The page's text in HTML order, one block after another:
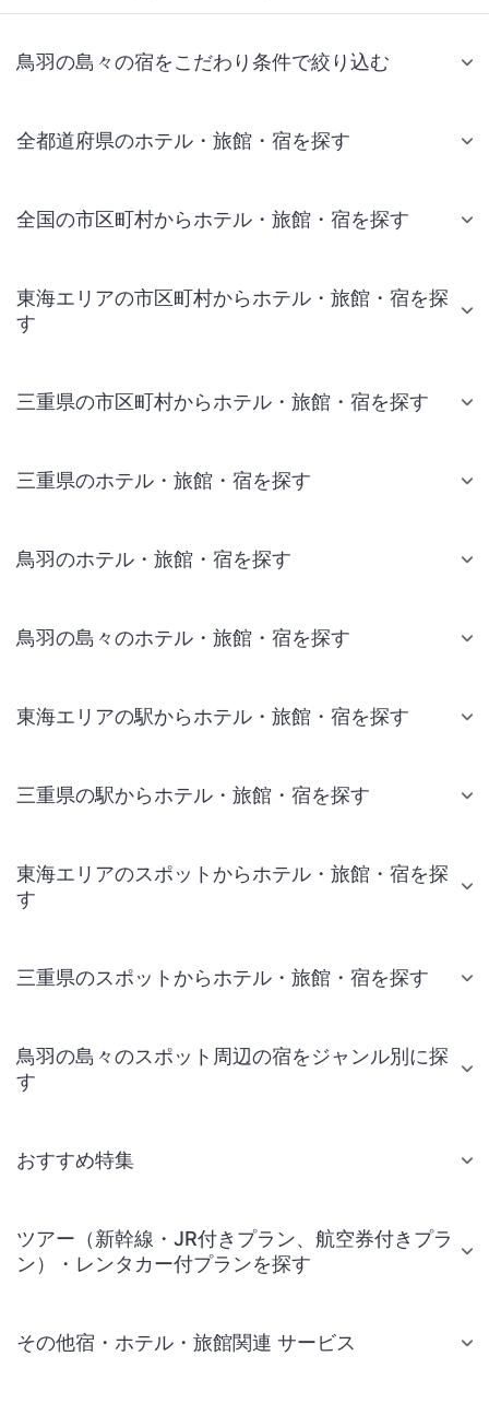
鳥羽の島々の宿をこだわり条件で絞り込む
全都道府県のホテル・旅館・宿を探す
全国の市区町村からホテル・旅館・宿を探す
東海エリアの市区町村からホテル・旅館・宿を探
す
三重県の市区町村からホテル・旅館・宿を探す
三重県のホテル・旅館・宿を探す
鳥羽のホテル・旅館・宿を探す
鳥羽の島々のホテル・旅館・宿を探す
東海エリアの駅からホテル・旅館・宿を探す
三重県の駅からホテル・旅館・宿を探す
東海エリアのスポットからホテル・旅館・宿を探
す
三重県のスポットからホテル・旅館・宿を探す
鳥羽の島々のスポット周辺の宿をジャンル別に探
す
おすすめ特集
ツアー（新幹線・JR付きプラン、航空券付きプラ
ン）・レンタカー付プランを探す
その他宿・ホテル・旅館関連 サービス